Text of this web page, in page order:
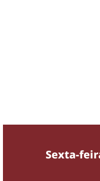
Sexta-